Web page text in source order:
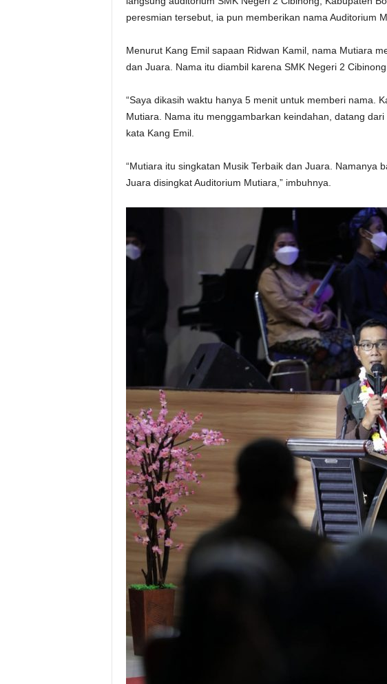
peresmian tersebut, ia pun memberikan nama Auditorium
Menurut Kang Emil sapaan Ridwan Kamil, nama Mutiara
dan Juara. Nama itu diambil karena SMK Negeri 2
“Saya dikasih waktu hanya 5 menit untuk memberi nama.
Mutiara. Nama itu menggambarkan keindahan, datang
kata Kang Emil.
“Mutiara itu singkatan Musik Terbaik dan Juara. Namanya
Juara disingkat Auditorium Mutiara,” imbuhnya.